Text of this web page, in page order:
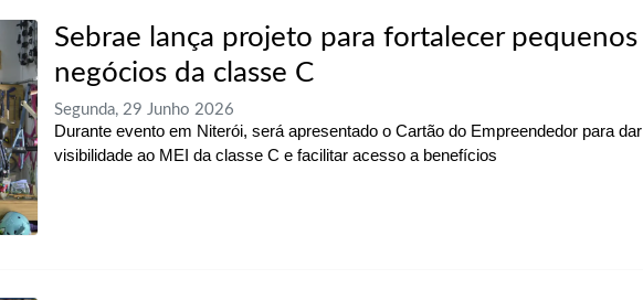
Sebrae lança projeto para fortalecer pequenos
negócios da classe C
Segunda, 29 Junho 2026
Durante evento em Niterói, será apresentado o Cartão do Empreendedor para dar
visibilidade ao MEI da classe C e facilitar acesso a benefícios